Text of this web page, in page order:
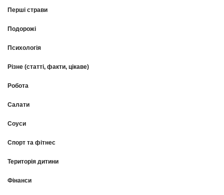
Перші страви
Подорожі
Психологія
Різне (статті, факти, цікаве)
Робота
Салати
Соуси
Спорт та фітнес
Територія дитини
Фінанси